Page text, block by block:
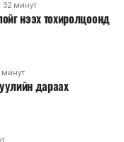
32 минут
нээх тохиролцоонд
минут
дараах